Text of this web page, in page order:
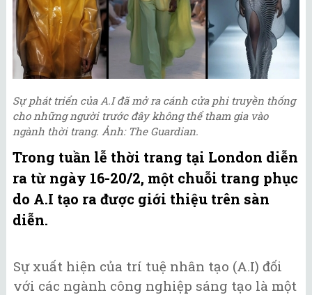
Sự phát triển của A.I đã mở ra cánh cửa phi truyền thống
cho những người trước đây không thể tham gia vào
ngành thời trang. Ảnh: The Guardian.
Trong tuần lễ thời trang tại London diễn
ra từ ngày 16-20/2, một chuỗi trang phục
do A.I tạo ra được giới thiệu trên sàn
diễn.
Sự xuất hiện của trí tuệ nhân tạo (A.I) đối
với các ngành công nghiệp sáng tạo là một